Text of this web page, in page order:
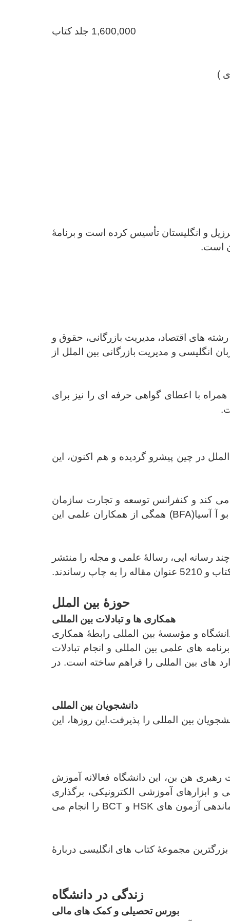
1,600,000 جلد کتاب
و انگلیستان تأسیس کرده است و برنامۀ
است.
های اقتصاد، مدیریت بازرگانی، حقوق و
انگلیسی و مدیریت بازرگانی بین الملل از
با اعطای گواهی حرفه ای را نیز برای
بین الملل در چین پیشرو گردیده و هم اکنون، این
می کند و کنفرانس توسعه و تجارت سازمان
آ آسیا(BFA)
همگی از همکاران علمی این
چند رسانه ایی، رسالۀ علمی و مجله را منتشر
حوزۀ بین الملل
همکاری ها و تبادلات بین المللی
بیش از 120 دانشگاه و مؤسسۀ بین المللی رابطۀ همکاری
های علمی بین المللی و انجام تبادلات
های بین المللی را فراهم ساخته است. در
دانشجویان بین المللی
بین المللی را پذیرفت.این روزها، این
هن بن، این دانشگاه فعالانه آموزش
ابزارهای آموزشی الکترونیکی، برگذاری
آزمون های HSK و BCT را انجام می
مجموعۀ کتاب های انگلیسی دربارۀ
زندگی در دانشگاه
بورس تحصیلی وکمک های مالی